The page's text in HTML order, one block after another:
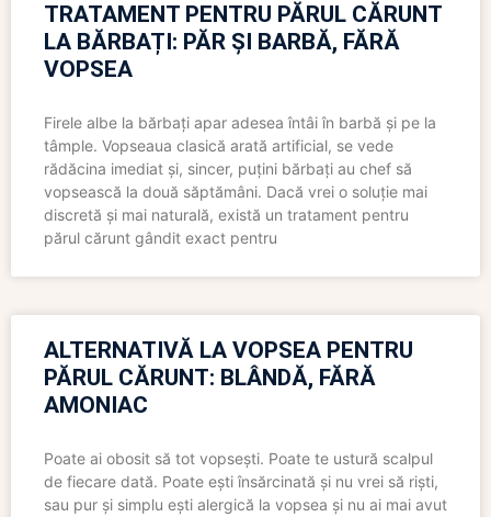
TRATAMENT PENTRU PĂRUL CĂRUNT
LA BĂRBAȚI: PĂR ȘI BARBĂ, FĂRĂ
VOPSEA
Firele albe la bărbați apar adesea întâi în barbă și pe la
tâmple. Vopseaua clasică arată artificial, se vede
rădăcina imediat și, sincer, puțini bărbați au chef să
vopsească la două săptămâni. Dacă vrei o soluție mai
discretă și mai naturală, există un tratament pentru
părul cărunt gândit exact pentru
ALTERNATIVĂ LA VOPSEA PENTRU
PĂRUL CĂRUNT: BLÂNDĂ, FĂRĂ
AMONIAC
Poate ai obosit să tot vopsești. Poate te ustură scalpul
de fiecare dată. Poate ești însărcinată și nu vrei să riști,
sau pur și simplu ești alergică la vopsea și nu ai mai avut